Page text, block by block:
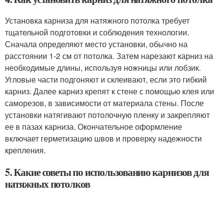
Установка карниза для натяжного потолка требует
тщательной подготовки и соблюдения технологии.
Сначала определяют место установки, обычно на
расстоянии 1-2 см от потолка. Затем нарезают карниз на
необходимые длины, используя ножницы или лобзик.
Угловые части подгоняют и склеивают, если это гибкий
карниз. Далее карниз крепят к стене с помощью клея или
саморезов, в зависимости от материала стены. После
установки натягивают потолочную пленку и закрепляют
ее в пазах карниза. Окончательное оформление
включает герметизацию швов и проверку надежности
крепления.
5. Какие советы по использованию карнизов для
натяжных потолков